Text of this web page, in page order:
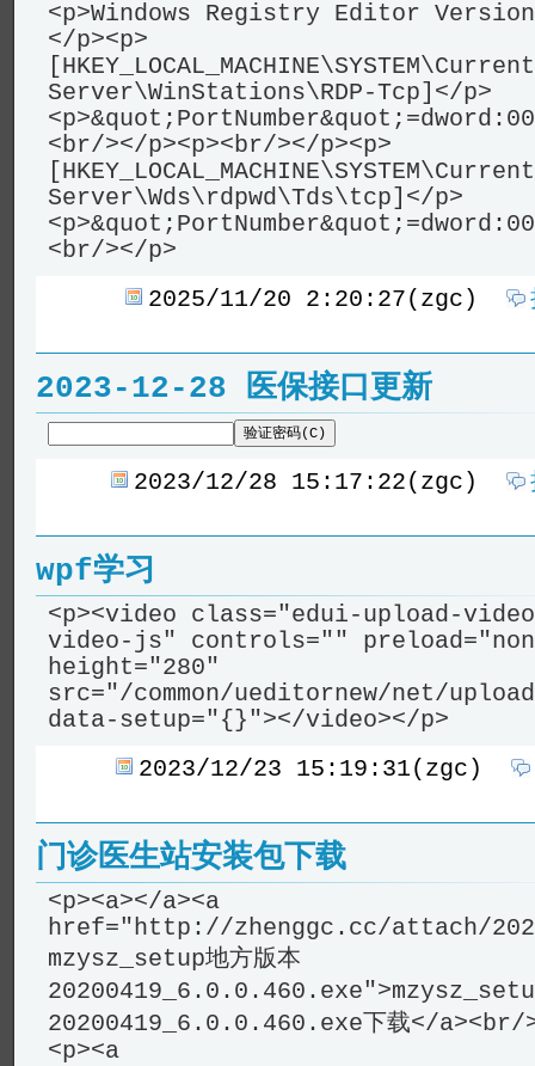
<p>Windows Registry Editor
</p><p>
Server\WinStations\RDP-Tcp]</p>
<br/></p><p><br/></p><p>
Server\Wds\rdpwd\Tds\tcp]</p>
<br/></p>
2025/11/20 2:20:27(zgc)
2023-12-28 医保接口更新
验证密码(C)
2023/12/28 15:17:22(zgc)
wpf学习
<p><video class="edui-upload-
video-js" controls=""
height="280"
src="/common/ueditornew/net/
data-setup="{}"></video></p>
2023/12/23 15:19:31(zgc)
门诊医生站安装包下载
<p><a></a><a
href="http://zhenggc.cc/attach/
mzysz_setup地方版本
20200419_6.0.0.460.exe下载</a><br/
<p><a